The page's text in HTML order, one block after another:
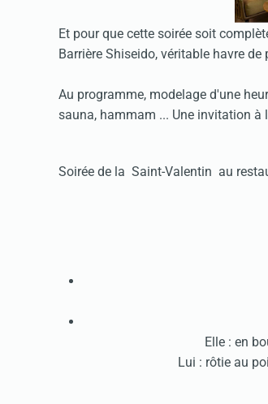
Et pour que cette soirée soit
Barrière Shiseido, véritable havre
Au programme, modelage d'une
sauna, hammam ... Une invitation
Soirée de la Saint-Valentin au
Elle : en
Lui : rôtie au